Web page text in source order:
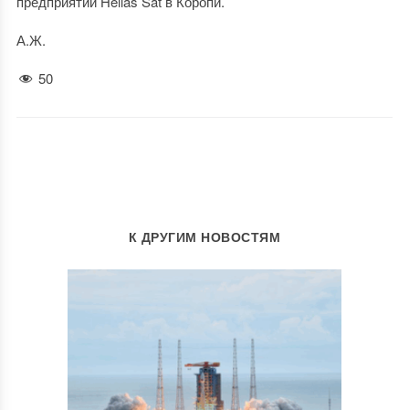
А.Ж.
50
К ДРУГИМ НОВОСТЯМ